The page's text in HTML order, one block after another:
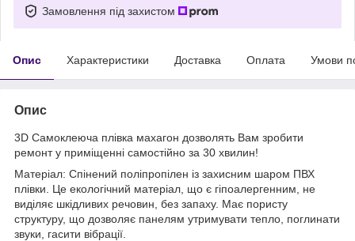
Замовлення під захистом
Опис Характеристики Доставка Оплата Умови
Опис
3D Самоклеюча плівка махагон дозволять Вам зробити
ремонт у приміщенні самостійно за 30 хвилин!
Матеріал: Спінений поліпропілен із захисним шаром ПВХ
плівки. Це екологічний матеріал, що є гіпоалергенним, не
виділяє шкідливих речовин, без запаху. Має пористу
структуру, що дозволяє панелям утримувати тепло, поглинати
звуки, гасити вібрації.